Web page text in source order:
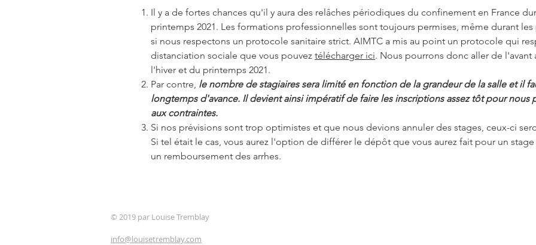
Il y a de fortes chances qu'il y aura des relâches périodiques du confinement en France
printemps 2021. Les formations professionnelles sont toujours permises, même durant
si nous respectons un protocole sanitaire strict. AIMTC a mis au point un protocole qui
distanciation sociale que vous pouvez télécharger ici. Nous pourrons donc aller de l'avant
l'hiver et du printemps 2021.
Par contre, le nombre de stagiaires sera limité en fonction de la grandeur de la salle et il
longtemps d'avance. Il devient ainsi impératif de faire les inscriptions assez tôt pour nous
aux contraintes.
Si nos prévisions sont trop optimistes et que nous devions annuler des stages, ceux-ci
Si tel était le cas, vous aurez l'option de différer le dépôt que vous aurez fait pour un
un remboursement des arrhes.
© 2019 par Louise Tremblay
info@louisetremblay.com